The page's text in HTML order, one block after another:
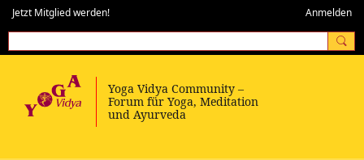
Jetzt Mitglied werden! Anmelden